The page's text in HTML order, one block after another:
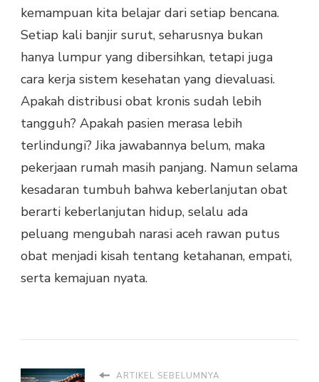
kemampuan kita belajar dari setiap bencana.
Setiap kali banjir surut, seharusnya bukan
hanya lumpur yang dibersihkan, tetapi juga
cara kerja sistem kesehatan yang dievaluasi.
Apakah distribusi obat kronis sudah lebih
tangguh? Apakah pasien merasa lebih
terlindungi? Jika jawabannya belum, maka
pekerjaan rumah masih panjang. Namun selama
kesadaran tumbuh bahwa keberlanjutan obat
berarti keberlanjutan hidup, selalu ada
peluang mengubah narasi aceh rawan putus
obat menjadi kisah tentang ketahanan, empati,
serta kemajuan nyata.
ARTIKEL SEBELUMNYA